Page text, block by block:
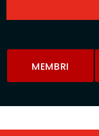
MEMBRI